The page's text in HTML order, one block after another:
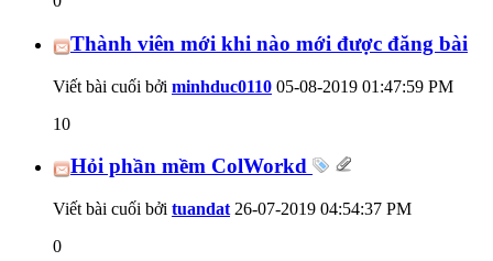
Thành viên mới khi nào mới được đăng bài
Viết bài cuối bởi minhduc0110 05-08-2019 01:47:59 PM
10
Hỏi phần mềm ColWorkd
Viết bài cuối bởi tuandat 26-07-2019 04:54:37 PM
0